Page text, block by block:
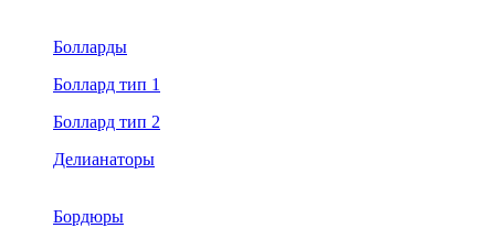
Болларды
Боллард тип 1
Боллард тип 2
Делианаторы
Бордюры